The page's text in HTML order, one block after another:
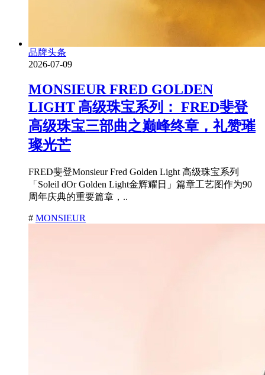
品牌头条
2026-07-09
MONSIEUR FRED GOLDEN
LIGHT 高级珠宝系列： FRED斐登
高级珠宝三部曲之巅峰终章，礼赞璀
璨光芒
FRED斐登Monsieur Fred Golden Light 高级珠宝系列
「Soleil dOr Golden Light金辉耀日」篇章工艺图作为90
周年庆典的重要篇章，..
# MONSIEUR